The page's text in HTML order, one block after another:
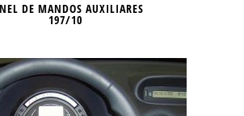
DE MANDOS AUXILIARES
197/10